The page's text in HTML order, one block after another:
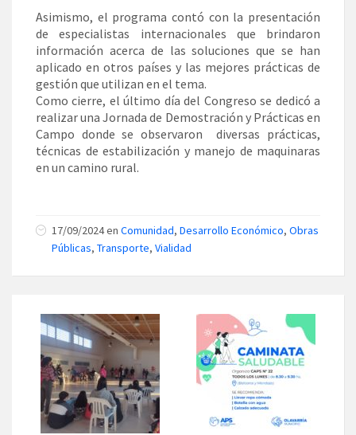
Asimismo, el programa contó con la presentación
de especialistas internacionales que brindaron
información acerca de las soluciones que se han
aplicado en otros países y las mejores prácticas de
gestión que utilizan en el tema.
Como cierre, el último día del Congreso se dedicó a
realizar una Jornada de Demostración y Prácticas en
Campo donde se observaron diversas prácticas,
técnicas de estabilización y manejo de maquinaras
en un camino rural.
17/09/2024 en Comunidad, Desarrollo Económico, Obras
Públicas, Transporte, Vialidad